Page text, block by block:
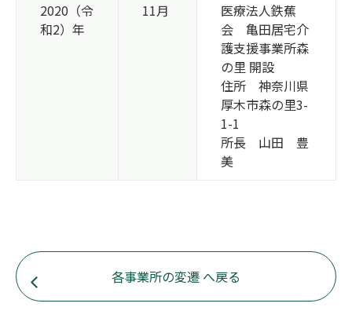
2020（令
和2）年
11月
医療法人鉄蕉
会 亀田居宅介
護支援事業所森
の里 開設
住所 神奈川県
厚木市森の里3-
1-1
所長 山田 豊
美
各事業所の変遷 へ戻る